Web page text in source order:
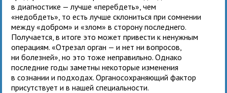
в диагностике — лучше «перебдеть», чем
«недобдеть», то есть лучше склониться при сомнении
между «добром» и «злом» в сторону последнего.
Получается, в итоге это может привести к ненужным
операциям. «Отрезал орган — и нет ни вопросов,
ни болезней», но это тоже неправильно. Однако
последние годы заметны некоторые изменения
в сознании и подходах. Органосохраняющий фактор
присутствует и в нашей специальности.